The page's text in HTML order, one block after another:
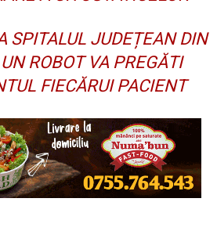
SPITALUL JUDEȚEAN DIN
ROBOT VA PREGĂTI
FIECĂRUI PACIENT